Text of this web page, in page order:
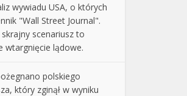
wywiadu USA, o których
"Wall Street Journal".
scenariusz to
wtargnięcie lądowe.
polskiego
który zginął w wyniku